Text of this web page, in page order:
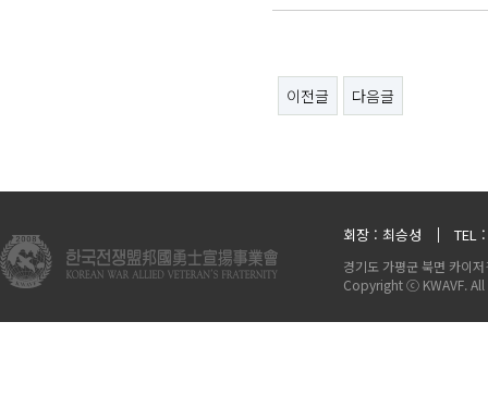
이전글 다음글
회장 : 최승성 TEL
경기도 가평군 북면 카이
Copyright ⓒ KWAVF.